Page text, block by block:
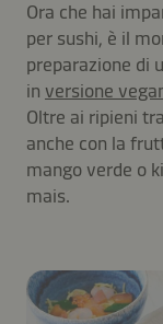
Ora che hai
per sushi, è il
preparazione di
in versione
Oltre ai ripieni
anche con la
mango verde o
mais.